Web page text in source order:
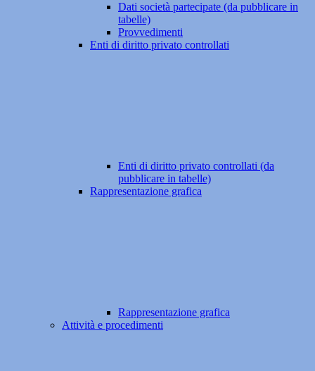
Dati società partecipate (da pubblicare in
tabelle)
Provvedimenti
Enti di diritto privato controllati
Enti di diritto privato controllati (da
pubblicare in tabelle)
Rappresentazione grafica
Rappresentazione grafica
Attività e procedimenti